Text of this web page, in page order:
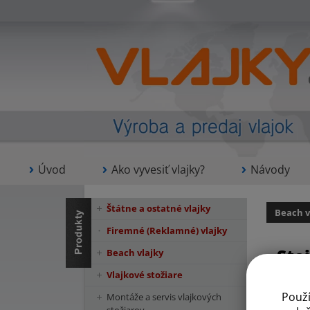
Úvod Ako vyvesiť vlajky? Návody
Beach
Štátne a ostatné vlajky
Firemné (Reklamné) vlajky
Beach vlajky
Vlajkové stožiare
Montáže a servis vlajkových